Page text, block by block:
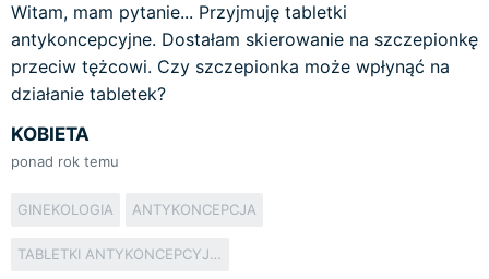
Witam, mam pytanie... Przyjmuję tabletki
antykoncepcyjne. Dostałam skierowanie na szczepionkę
przeciw tężcowi. Czy szczepionka może wpłynąć na
działanie tabletek?
KOBIETA
ponad rok temu
GINEKOLOGIA ANTYKONCEPCJA
TABLETKI ANTYKONCEPCYJNE